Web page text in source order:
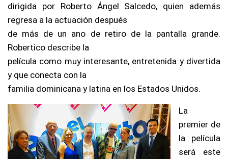
dirigida por Roberto Ángel Salcedo, quien además
regresa a la actuación después
de más de un ano de retiro de la pantalla grande.
Robertico describe la
película como muy interesante, entretenida y divertida
y que conecta con la
familia dominicana y latina en los Estados Unidos.
La
premier de
la película
será este